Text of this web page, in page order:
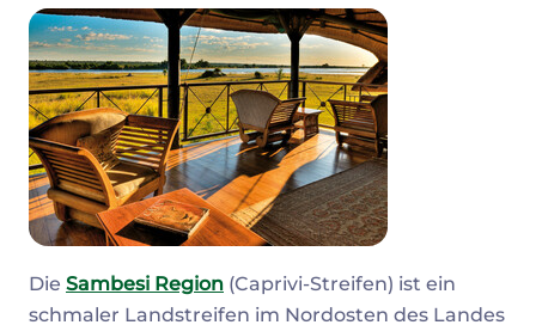
Die Sambesi Region (Caprivi-Streifen) ist ein
schmaler Landstreifen im Nordosten des Landes